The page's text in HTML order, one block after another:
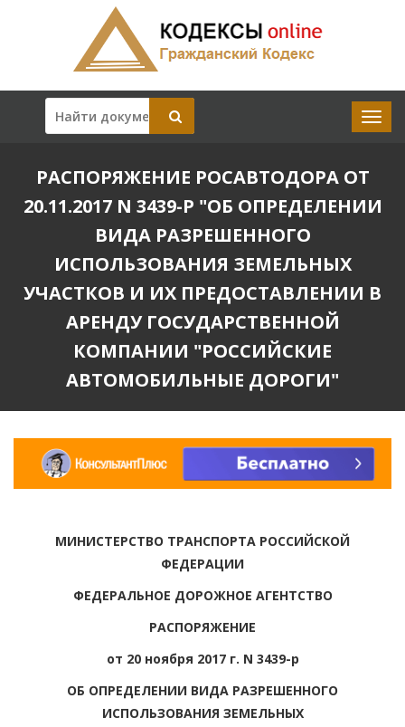
РАСПОРЯЖЕНИЕ РОСАВТОДОРА ОТ
20.11.2017 N 3439-Р "ОБ ОПРЕДЕЛЕНИИ
ВИДА РАЗРЕШЕННОГО
ИСПОЛЬЗОВАНИЯ ЗЕМЕЛЬНЫХ
УЧАСТКОВ И ИХ ПРЕДОСТАВЛЕНИИ В
АРЕНДУ ГОСУДАРСТВЕННОЙ
КОМПАНИИ "РОССИЙСКИЕ
АВТОМОБИЛЬНЫЕ ДОРОГИ"
МИНИСТЕРСТВО ТРАНСПОРТА РОССИЙСКОЙ
ФЕДЕРАЦИИ
ФЕДЕРАЛЬНОЕ ДОРОЖНОЕ АГЕНТСТВО
РАСПОРЯЖЕНИЕ
от 20 ноября 2017 г. N 3439-р
ОБ ОПРЕДЕЛЕНИИ ВИДА РАЗРЕШЕННОГО
ИСПОЛЬЗОВАНИЯ ЗЕМЕЛЬНЫХ